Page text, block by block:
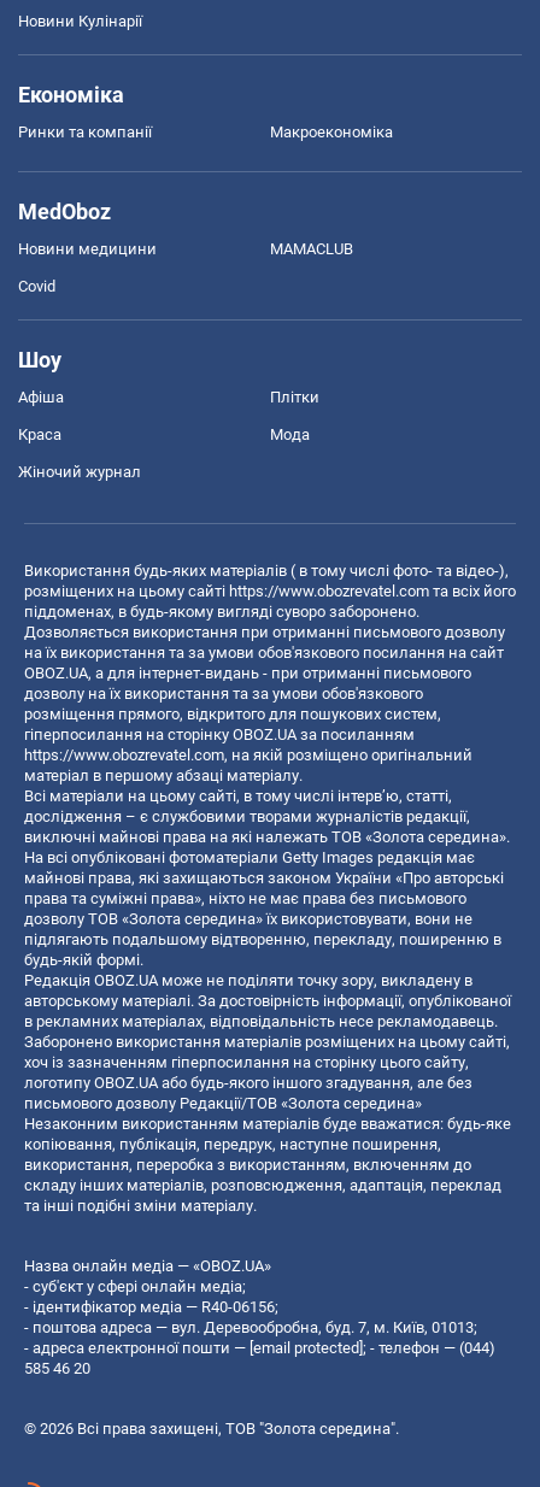
Новини Кулінарії
Економіка
Ринки та компанії Макроекономіка
MedOboz
Новини медицини MAMACLUB
Covid
Шоу
Афіша Плітки
Краса Мода
Жіночий журнал
Використання будь-яких матеріалів ( в тому числі фото- та відео-),
розміщених на цьому сайті https://www.obozrevatel.com та всіх його
піддоменах, в будь-якому вигляді суворо заборонено.
Дозволяється використання при отриманні письмового дозволу
на їх використання та за умови обов'язкового посилання на сайт
OBOZ.UA, а для інтернет-видань - при отриманні письмового
дозволу на їх використання та за умови обов'язкового
розміщення прямого, відкритого для пошукових систем,
гіперпосилання на сторінку OBOZ.UA за посиланням
https://www.obozrevatel.com, на якій розміщено оригінальний
матеріал в першому абзаці матеріалу.
Всі матеріали на цьому сайті, в тому числі інтерв’ю, статті,
дослідження – є службовими творами журналістів редакції,
виключні майнові права на які належать ТОВ «Золота середина».
На всі опубліковані фотоматеріали Getty Images редакція має
майнові права, які захищаються законом України «Про авторські
права та суміжні права», ніхто не має права без письмового
дозволу ТОВ «Золота середина» їх використовувати, вони не
підлягають подальшому відтворенню, перекладу, поширенню в
будь-якій формі.
Редакція OBOZ.UA може не поділяти точку зору, викладену в
авторському матеріалі. За достовірність інформації, опублікованої
в рекламних матеріалах, відповідальність несе рекламодавець.
Заборонено використання матеріалів розміщених на цьому сайті,
хоч із зазначенням гіперпосилання на сторінку цього сайту,
логотипу OBOZ.UA або будь-якого іншого згадування, але без
письмового дозволу Редакції/ТОВ «Золота середина»
Незаконним використанням матеріалів буде вважатися: будь-яке
копiювання, публiкацiя, передрук, наступне поширення,
використання, переробка з використанням, включенням до
складу інших матеріалів, розповсюдження, адаптація, переклад
та інші подібні зміни матеріалу.
Назва онлайн медіа — «OBOZ.UA»
- суб'єкт у сфері онлайн медіа;
- ідентифікатор медіа — R40-06156;
- поштова адреса — вул. Деревообробна, буд. 7, м. Київ, 01013;
- адреса електронної пошти — [email protected] ; - телефон — (044)
585 46 20
© 2026 Всі права захищені, ТОВ "Золота середина".